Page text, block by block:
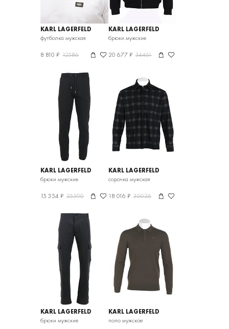
KARL LAGERFELD
футболка мужская
8 810 ₽ 12586
KARL LAGERFELD
брюки мужские
20 677 ₽ 34461
KARL LAGERFELD
брюки мужские
15 354 ₽ 25590
KARL LAGERFELD
сорочка мужская
18 016 ₽ 30026
KARL LAGERFELD
брюки мужские
KARL LAGERFELD
поло мужское